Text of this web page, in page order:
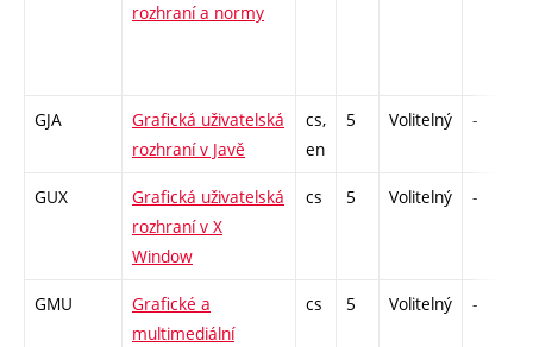
rozhraní a normy
GJA
Grafická uživatelská
rozhraní v Javě
cs,
en
5 Volitelný -
GUX
Grafická uživatelská
rozhraní v X
Window
cs 5 Volitelný -
GMU
Grafické a
multimediální
cs 5 Volitelný -